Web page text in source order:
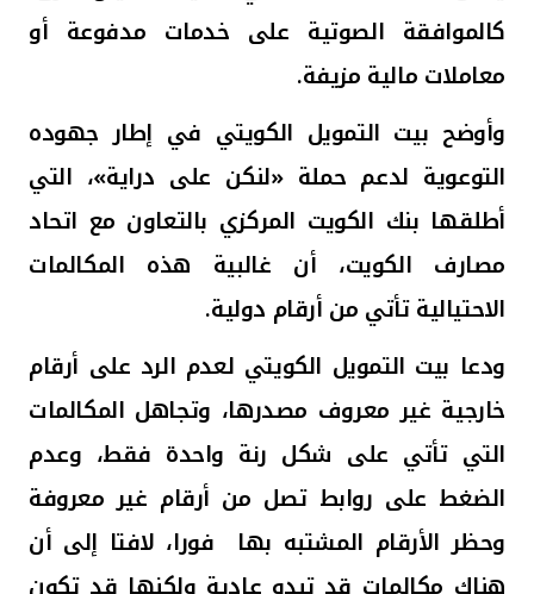
مصر
مملكة البحرين
كالموافقة الصوتية على خدمات مدفوعة أو
معاملات مالية مزيفة.
وأوضح بيت التمويل الكويتي في إطار جهوده
التوعوية لدعم حملة «لنكن على دراية»، التي
أطلقها بنك الكويت المركزي بالتعاون مع اتحاد
مصارف الكويت، أن غالبية هذه المكالمات
الاحتيالية تأتي من أرقام دولية.
ودعا بيت التمويل الكويتي لعدم الرد على أرقام
خارجية غير معروف مصدرها، وتجاهل المكالمات
التي تأتي على شكل رنة واحدة فقط، وعدم
الضغط على روابط تصل من أرقام غير معروفة
وحظر الأرقام المشتبه بها فورا، لافتا إلى أن